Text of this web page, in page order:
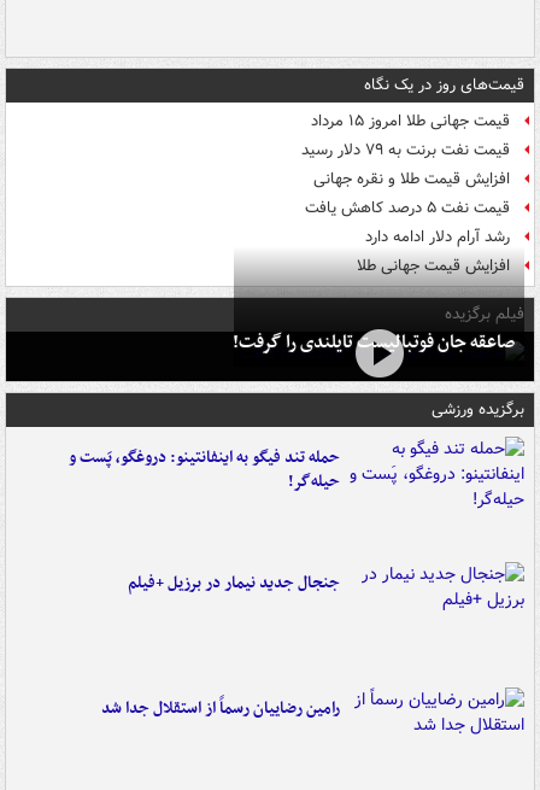
قیمت‌های روز در یک نگاه
قیمت جهانی طلا امروز ۱۵ مرداد
قیمت نفت برنت به ۷۹ دلار رسید
افزایش قیمت طلا و نقره جهانی
قیمت نفت ۵ درصد کاهش یافت
رشد آرام دلار ادامه دارد
افزایش قیمت جهانی طلا
فیلم برگزیده
صاعقه جان فوتبالیست تایلندی را گرفت!
برگزیده ورزشی
حمله تند فیگو به اینفانتینو: دروغگو، پَست‌ و
حیله‌گر!
جنجال جدید نیمار در برزیل +فیلم
رامین رضاییان رسماً از استقلال جدا شد